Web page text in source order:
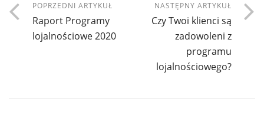
POPRZEDNI ARTYKUŁ
Raport Programy
lojalnościowe 2020
NASTĘPNY ARTYKUŁ
Czy Twoi klienci są
zadowoleni z
programu
lojalnościowego?